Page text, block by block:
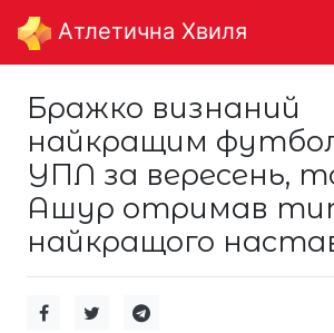
Aтлетична Хвиля
Бражко визнаний
найкращим
УПЛ за вересень,
Ашур отримав
найкращого